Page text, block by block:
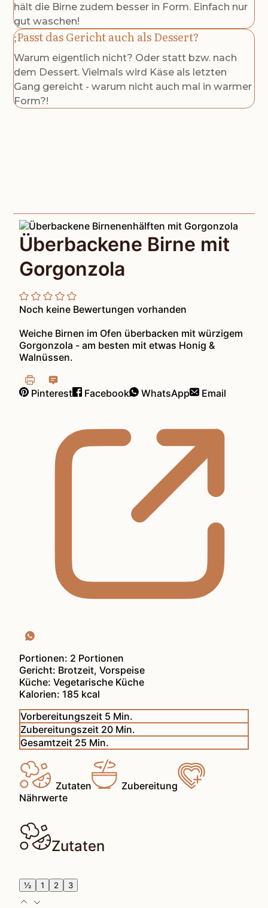
hält die Birne zudem besser in Form. Einfach nur
gut waschen!
Passt das Gericht auch als Dessert?
Warum eigentlich nicht? Oder statt bzw. nach
dem Dessert. Vielmals wird Käse als letzten
Gang gereicht - warum nicht auch mal in warmer
Form?!
Überbackene Birne mit
Gorgonzola
Noch keine Bewertungen vorhanden
Weiche Birnen im Ofen überbacken mit würzigem
Gorgonzola - am besten mit etwas Honig &
Walnüssen.
Pinterest Facebook WhatsApp Email
Portionen: 2 Portionen
Gericht: Brotzeit, Vorspeise
Küche:Vegetarische Küche
Kalorien: 185 kcal
Vorbereitungszeit 5 Minuten
Min.
Zubereitungszeit 20Minuten
Min.
Gesamtzeit 25 Minuten
Min.
Zutaten
Zubereitung
Nährwerte
Zutaten
½ 1 2 3